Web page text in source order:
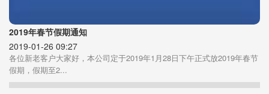
2019年春节假期通知
2019-01-26 09:27
各位新老客户大家好，本公司定于2019年1月28日下午正式放2019年春节
假期，假期至2...